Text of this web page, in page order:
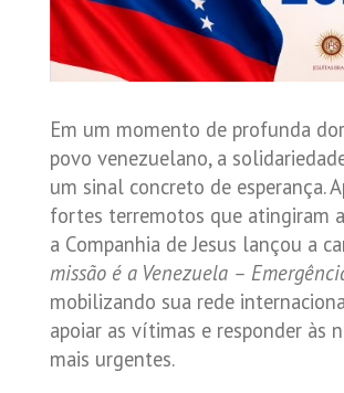
Em um momento de profunda
povo venezuelano, a
um sinal concreto de esperança.
fortes terremotos que atingiram
a Companhia de Jesus lançou a
missão é a Venezuela –
mobilizando sua rede
apoiar as vítimas e responder às
mais urgentes.